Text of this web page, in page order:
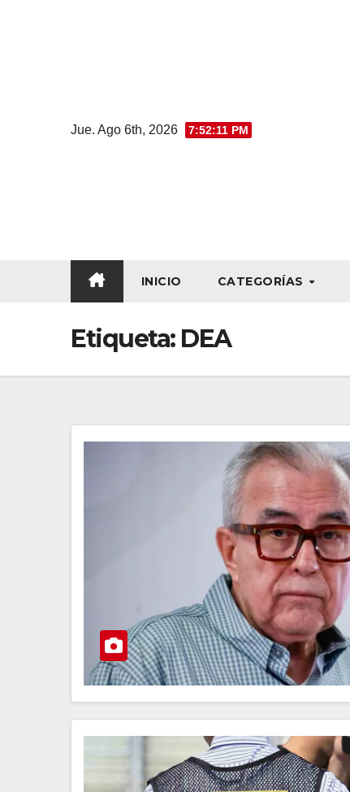
Jue. Ago 6th, 2026 7:52:12 PM
INICIO CATEGORÍAS
Etiqueta: DEA